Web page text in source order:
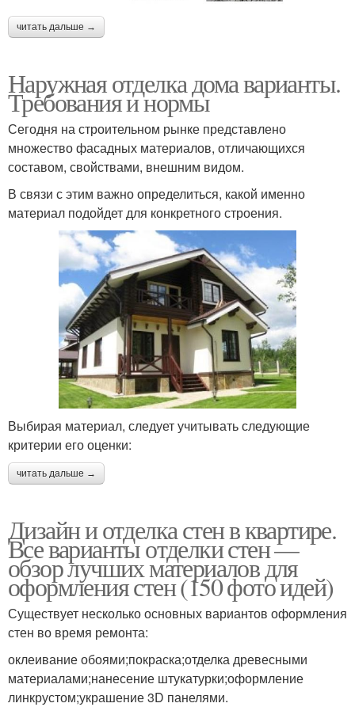
читать дальше →
Наружная отделка дома варианты.
Требования и нормы
Сегодня на строительном рынке представлено
множество фасадных материалов, отличающихся
составом, свойствами, внешним видом.
В связи с этим важно определиться, какой именно
материал подойдет для конкретного строения.
Выбирая материал, следует учитывать следующие
критерии его оценки:
читать дальше →
Дизайн и отделка стен в квартире.
Все варианты отделки стен —
обзор лучших материалов для
оформления стен (150 фото идей)
Существует несколько основных вариантов оформления
стен во время ремонта:
оклеивание обоями;покраска;отделка древесными
материалами;нанесение штукатурки;оформление
линкрустом;украшение 3D панелями.